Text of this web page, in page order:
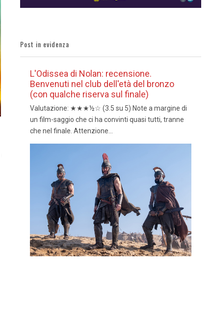
Post in evidenza
L'Odissea di Nolan: recensione.
Benvenuti nel club dell'età del bronzo
(con qualche riserva sul finale)
Valutazione: ★★★½☆ (3.5 su 5) Note a margine di
un film-saggio che ci ha convinti quasi tutti, tranne
che nel finale. Attenzione...